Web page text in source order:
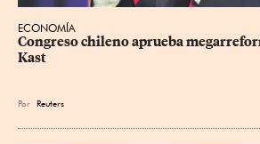
ECONOMÍA
Congreso chileno aprueba
Kast
Por Reuters